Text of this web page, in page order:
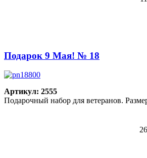
Подарок 9 Мая! № 18
Артикул: 2555
Подарочный набор для ветеранов.